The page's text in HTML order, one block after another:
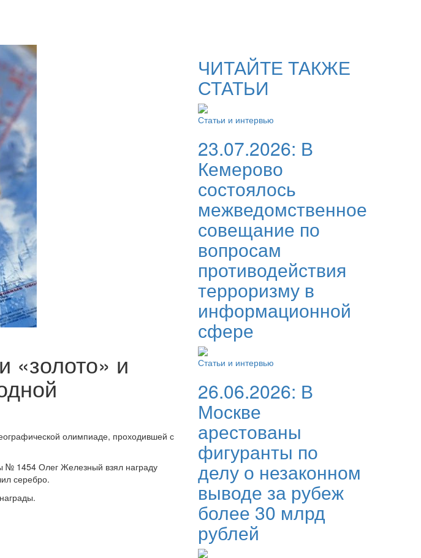
«золото» и
олимпиаде, проходившей с
№ 1454 Олег Железный взял награду
серебро.
ЧИТАЙТЕ ТАКЖЕ
СТАТЬИ
Статьи и интервью
23.07.2026: В
Кемерово
состоялось
межведомственное
совещание по
вопросам
противодействия
терроризму в
информационной
сфере
Статьи и интервью
26.06.2026: В
Москве
арестованы
фигуранты по
делу о незаконном
выводе за рубеж
более 30 млрд
рублей